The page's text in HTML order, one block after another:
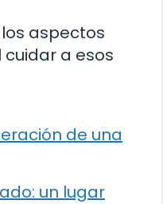
aspectos
a esos
de una
un lugar